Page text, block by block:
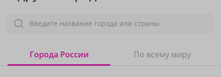
Введите название города или страны
Города России По всему миру